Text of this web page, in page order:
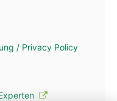
/ Privacy Policy